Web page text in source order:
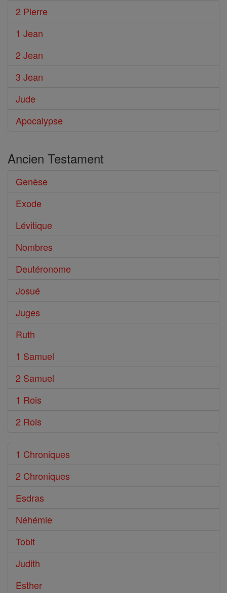
2 Pierre
1 Jean
2 Jean
3 Jean
Jude
Apocalypse
Ancien Testament
Genèse
Exode
Lévitique
Nombres
Deutéronome
Josué
Juges
Ruth
1 Samuel
2 Samuel
1 Rois
2 Rois
1 Chroniques
2 Chroniques
Esdras
Néhémie
Tobit
Judith
Esther